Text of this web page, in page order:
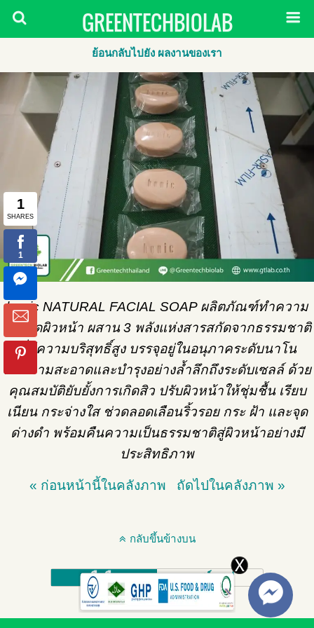
GREENTECHBIOLAB
ย้อนกลับไปยัง ผลงานของเรา
bonic NATURAL FACIAL SOAP ผลิตภัณฑ์ทำความ
สะอาดผิวหน้า ผสาน 3 พลังแห่งสารสกัดจากธรรมชาติ
ที่มีความบริสุทธิ์สูง บรรจุอยู่ในอนุภาคระดับนาโน
ทำความสะอาดและบำรุงอย่างล้ำลึกถึงระดับเซลล์ ด้วย
คุณสมบัติยับยั้งการเกิดสิว ปรับผิวหน้าให้ชุ่มชื้น เรียบ
เนียน กระจ่างใส ช่วดลอดเลือนริ้วรอย กระ ฝ้า และจุด
ด่างดำ พร้อมคืนความเป็นธรรมชาติสู่ผิวหน้าอย่างมี
ประสิทธิภาพ
« ก่อนหน้านี้ในคลังภาพ ถัดไปในคลังภาพ »
กลับขึ้นข้างบน
มือถือ เดสก์ทอป